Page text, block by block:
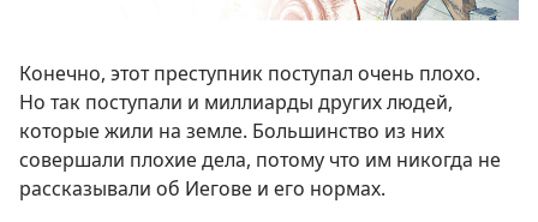
Конечно, этот преступник поступал очень плохо.
Но так поступали и миллиарды других людей,
которые жили на земле. Большинство из них
совершали плохие дела, потому что им никогда не
рассказывали об Иегове и его нормах.